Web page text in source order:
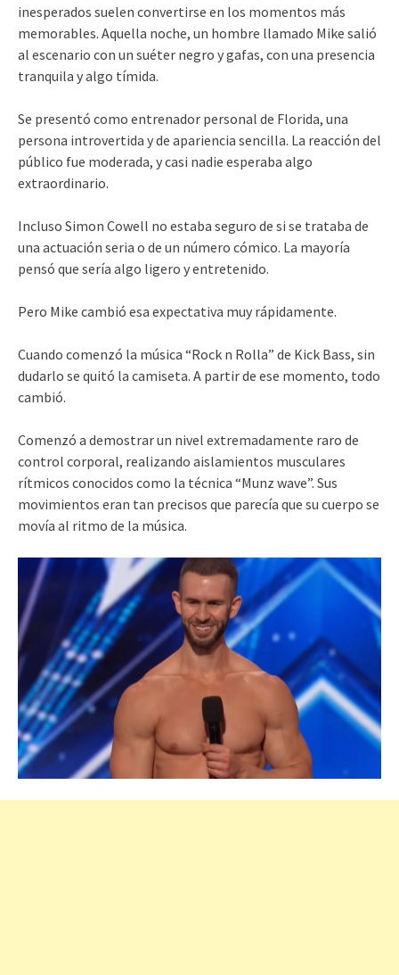
inesperados suelen convertirse en los momentos más
memorables. Aquella noche, un hombre llamado Mike salió
al escenario con un suéter negro y gafas, con una presencia
tranquila y algo tímida.
Se presentó como entrenador personal de Florida, una
persona introvertida y de apariencia sencilla. La reacción del
público fue moderada, y casi nadie esperaba algo
extraordinario.
Incluso Simon Cowell no estaba seguro de si se trataba de
una actuación seria o de un número cómico. La mayoría
pensó que sería algo ligero y entretenido.
Pero Mike cambió esa expectativa muy rápidamente.
Cuando comenzó la música “Rock n Rolla” de Kick Bass, sin
dudarlo se quitó la camiseta. A partir de ese momento, todo
cambió.
Comenzó a demostrar un nivel extremadamente raro de
control corporal, realizando aislamientos musculares
rítmicos conocidos como la técnica “Munz wave”. Sus
movimientos eran tan precisos que parecía que su cuerpo se
movía al ritmo de la música.